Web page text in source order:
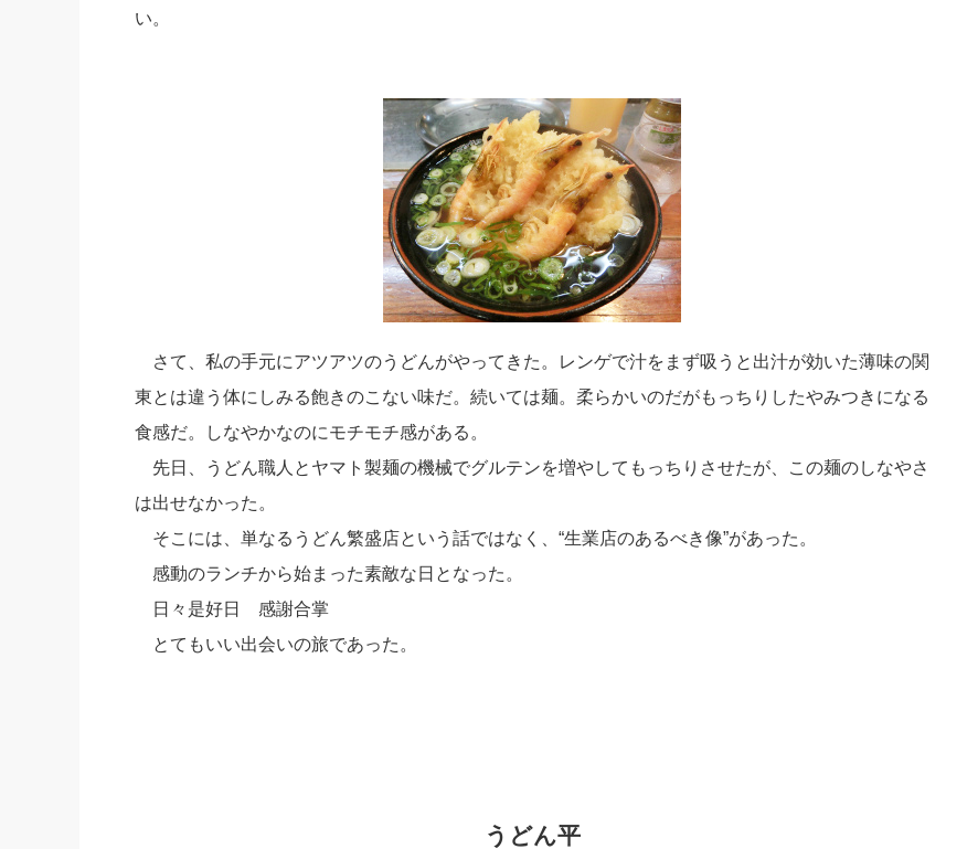
い。
さて、私の手元にアツアツのうどんがやってきた。レンゲで汁をまず吸うと出汁が効いた薄味の関
東とは違う体にしみる飽きのこない味だ。続いては麺。柔らかいのだがもっちりしたやみつきになる
食感だ。しなやかなのにモチモチ感がある。
先日、うどん職人とヤマト製麺の機械でグルテンを増やしてもっちりさせたが、この麺のしなやさ
は出せなかった。
そこには、単なるうどん繁盛店という話ではなく、“生業店のあるべき像”があった。
感動のランチから始まった素敵な日となった。
日々是好日 感謝合掌
とてもいい出会いの旅であった。
うどん平